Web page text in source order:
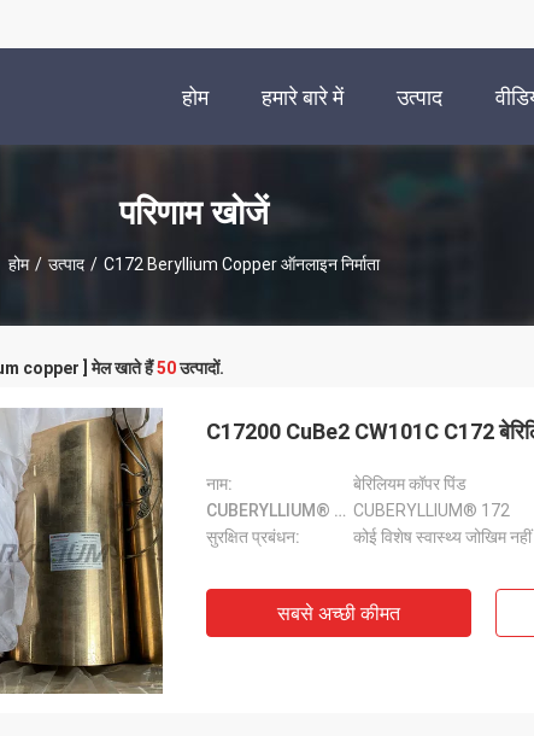
होम हमारे बारे में उत्पाद
परिणाम खोजें
होम / उत्पाद / C172 Beryllium Copper ऑनलाइन निर्माता
copper ] मेल खाते हैं50उत्पादों.
C17200 CuBe2 CW101C C172
नाम:
बेरिलियम कॉपर पिंड
CUBERYLLIUM® ग्रेड: CUBERYLLIUM® 172
सुरक्षित प्रबंधन:
कोई विशेष स्वास्थ्य जोखिम
सबसे अच्छी कीमत